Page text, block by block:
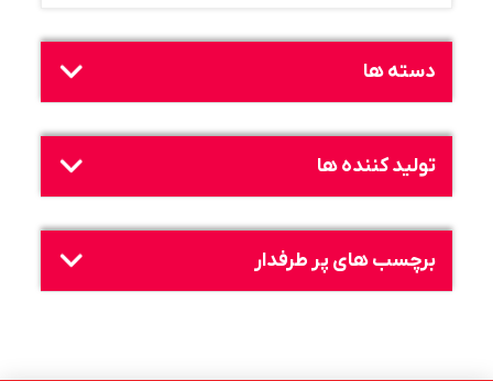
دسته ها
تولید کننده ها
برچسب های پر طرفدار